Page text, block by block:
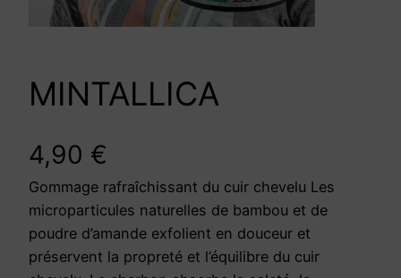
MINTALLICA
4,90 €
Gommage rafraîchissant du cuir chevelu Les
microparticules naturelles de bambou et de
poudre d’amande exfolient en douceur et
préservent la propreté et l’équilibre du cuir